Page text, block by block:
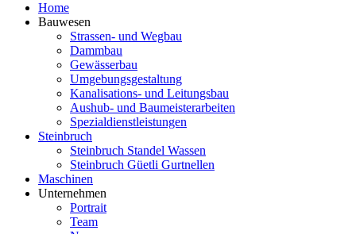
Home
Bauwesen
Strassen- und Wegbau
Dammbau
Gewässerbau
Umgebungsgestaltung
Kanalisations- und Leitungsbau
Aushub- und Baumeisterarbeiten
Spezialdienstleistungen
Steinbruch
Steinbruch Standel Wassen
Steinbruch Güetli Gurtnellen
Maschinen
Unternehmen
Portrait
Team